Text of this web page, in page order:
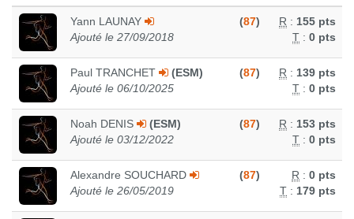
ADIDAS HOODIE FRANCE
35.0 €
Yann LAUNAY
Ajouté le 27/09/2018
(87) R : 155 pts
T : 0 pts
Paul TRANCHET
(ESM)
Ajouté le 06/10/2025
(87) R : 139 pts
T : 0 pts
Noah DENIS
(ESM)
Ajouté le 03/12/2022
(87) R : 153 pts
T : 0 pts
Alexandre SOUCHARD
Ajouté le 26/05/2019
(87) R : 0 pts
T : 179 pts